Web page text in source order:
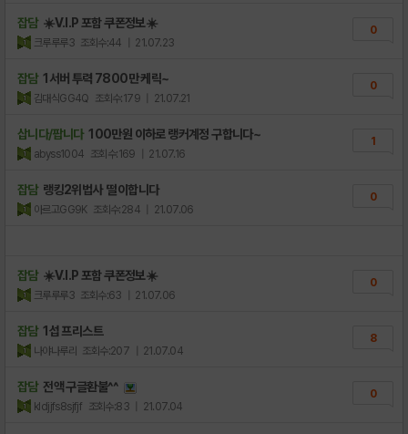
잡담 ☀️V.I.P 포함 쿠폰정보☀️
크루루루3 조회수:44 | 21.07.23
0
잡담 1서버 투력 7800만 케릭~
김대식GG4Q 조회수:179 | 21.07.21
0
삽니다/팝니다 100만원 이하로 랭커계정 구합니다~
abyss1004 조회수:169 | 21.07.16
1
잡담 랭킹2위법사 떨이합니다
아르고GG9K 조회수:284 | 21.07.06
0
잡담 ☀️V.I.P 포함 쿠폰정보☀️
크루루루3 조회수:63 | 21.07.06
0
잡담 1섭 프리스트
나야나루리 조회수:207 | 21.07.04
8
잡담 전액 구글환불^^
kldjjfs8sjfjf 조회수:83 | 21.07.04
0